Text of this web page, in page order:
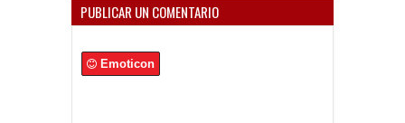
PUBLICAR UN COMENTARIO
Emoticon